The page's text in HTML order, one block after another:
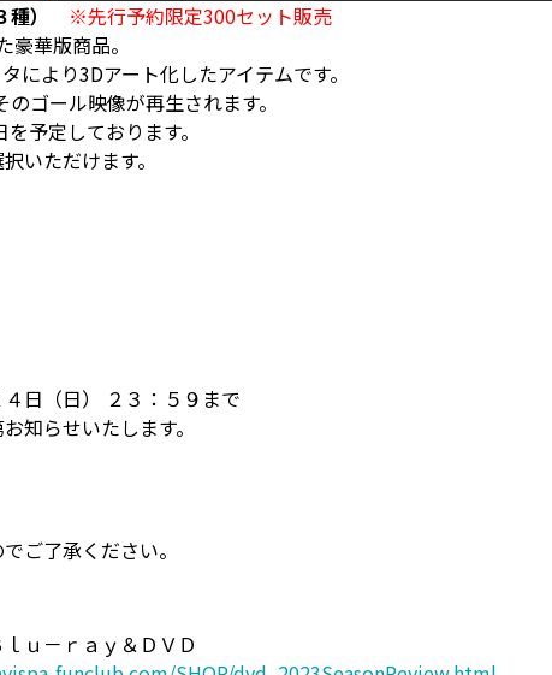
種）
※先行予約限定300セット販売
華版商品。
により3Dアート化したアイテムです。
ゴール映像が再生されます。
予定しております。
いただけます。
日（日） ２３：５９まで
知らせいたします。
ご了承ください。
ｕ－ｒａｙ＆ＤＶＤ